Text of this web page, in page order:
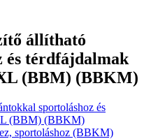
állítható
és térdfájdalmak
(BBM) (BBKM)
sportoláshoz és
(BBM) (BBKM)
sportoláshoz (BBKM)